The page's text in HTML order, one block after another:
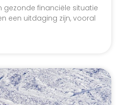
gezonde financiële situatie
een uitdaging zijn, vooral